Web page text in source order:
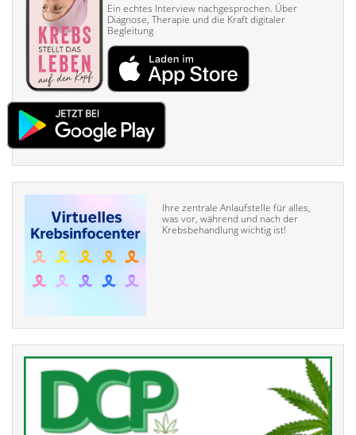
Ein echtes Interview nach­gesprochen. Über
Diagnose, Therapie und die Kraft digitaler
Begleitung
Ihre zentrale Anlaufstelle für alles,
was vor, während und nach der
Krebsbehandlung wichtig ist!